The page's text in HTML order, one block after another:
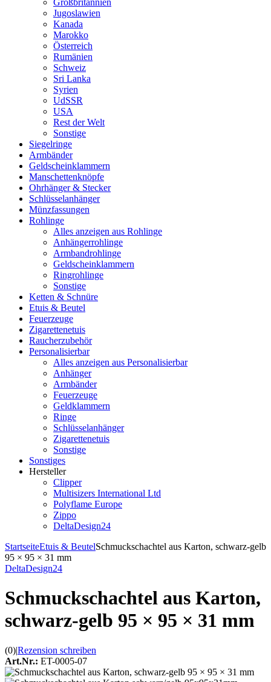
Großbritannien
Jugoslawien
Kanada
Marokko
Österreich
Rumänien
Schweiz
Sri Lanka
Syrien
UdSSR
USA
Rest der Welt
Sonstige
Siegelringe
Armbänder
Geldscheinklammern
Manschettenknöpfe
Ohrhänger & Stecker
Schlüsselanhänger
Münzfassungen
Rohlinge
Alles anzeigen aus Rohlinge
Anhängerrohlinge
Armbandrohlinge
Geldscheinklammern
Ringrohlinge
Sonstige
Ketten & Schnüre
Etuis & Beutel
Feuerzeuge
Zigarettenetuis
Raucherzubehör
Personalisierbar
Alles anzeigen aus Personalisierbar
Anhänger
Armbänder
Feuerzeuge
Geldklammern
Ringe
Schlüsselanhänger
Zigarettenetuis
Sonstige
Sonstiges
Hersteller
Clipper
Multisizers International Ltd
Polyflame Europe
Zippo
DeltaDesign24
StartseiteEtuis & BeutelSchmuckschachtel aus Karton, schwarz-gelb
95 × 95 × 31 mm
DeltaDesign24
Schmuckschachtel aus Karton,
schwarz-gelb 95 × 95 × 31 mm
(0)|Rezension schreiben
Art.Nr.: ET-0005-07